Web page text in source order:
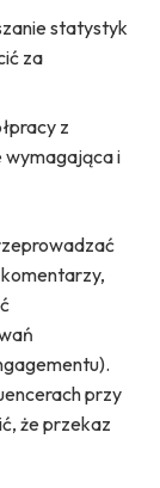
statystyk
za
z
wymagająca i
przy
że przekaz